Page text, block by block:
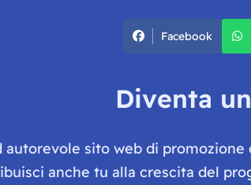
Facebook
Diventa
sito web di
anche tu alla crescita del